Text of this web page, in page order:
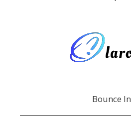
Bounce In